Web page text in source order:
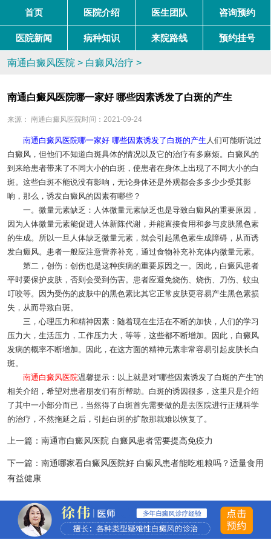
首页 医院介绍 医生团队 咨询预约
医院新闻 病种知识 来院路线 预约挂号
南通白癜风医院 > 白癜风治疗 >
南通白癜风医院哪一家好 哪些因素诱发了白斑的产生
来源： 南通白癜风医院时间：2021-09-24
南通白癜风医院哪一家好 哪些因素诱发了白斑的产生 人们可能听说过
白癜风，但他们不知道白斑具体的情况以及它的治疗有多麻烦。白癜风的
到来给患者带来了不同大小的白斑，使患者在身体上出现了不同大小的白
斑。这些白斑不能说没有影响，无论身体还是外观都会多多少少受其影
响，那么，诱发白癜风的因素有哪些？
一。微量元素缺乏：人体微量元素缺乏也是导致白癜风的重要原因，
因为人体微量元素能促进人体新陈代谢，并能直接食用和参与皮肤黑色素
的生成。所以一旦人体缺乏微量元素，就会引起黑色素生成障碍，从而诱
发白癜风。患者一般应注意营养补充，通过食物补充补充体内微量元素。
第二，创伤：创伤也是这种疾病的重要原因之一。因此，白癜风患者
平时要保护皮肤，否则会受到伤害。患者应避免烧伤、烧伤、刀伤、蚊虫
叮咬等。因为受伤的皮肤中的黑色素比其它正常皮肤更容易产生黑色素损
失，从而导致白斑。
三，心理压力和精神因素：随着现在生活在不断的加快，人们的学习
压力大，生活压力，工作压力大，等等，这些都不断增加。因此，白癜风
发病的概率不断增加。因此，在这方面的精神元素非常容易引起皮肤长白
斑。
南通白癜风医院温馨提示：以上就是对“哪些因素诱发了白斑的产生”的
相关介绍，希望对患者朋友们有所帮助。白斑的诱因很多，这里只是介绍
了其中一小部分而已，当然得了白斑首先需要做的是去医院进行正规科学
的治疗，不然拖延之后，引起白斑的扩散那就难以恢复了。
上一篇： 南通市白癜风医院 白癜风患者需要提高免疫力
下一篇： 南通哪家看白癜风医院好 白癜风患者能吃粗粮吗？适量食用
有益健康